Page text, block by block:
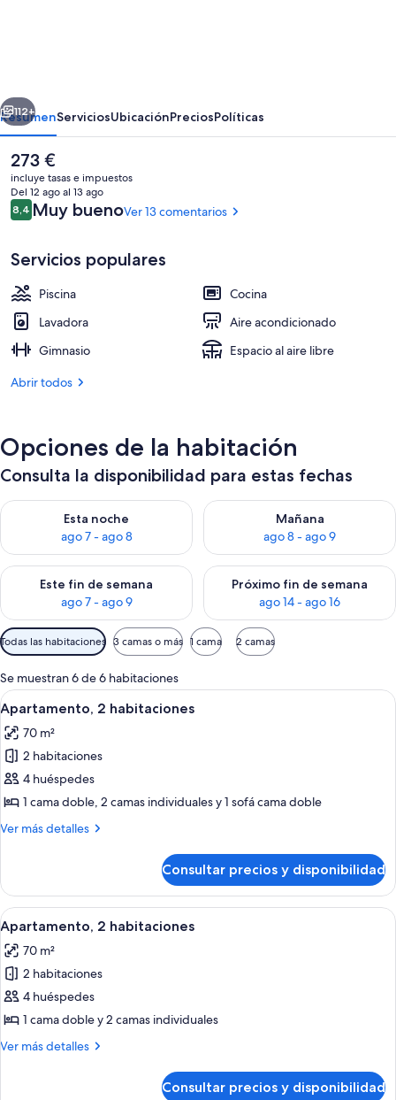
Pau
Claris
Balcón
Siguiente
112+
ResumenServiciosUbicaciónPreciosPolíticas
El
precio
actual
es
de
273 €
incluye tasas e impuestos
Del 12 ago al 13 ago
Comentarios
8,48,4 de 10
Muy buenoVer 13 comentarios
Servicios populares
Piscina
Cocina
Lavadora
Aire acondicionado
Gimnasio
Espacio al aire libre
Abrir todos
Opciones de la habitación
Consulta la disponibilidad para estas fechas
Esta noche
ago 7 - ago 8
Consulta la disponibilidad para esta noche, ago 7 - ago 8
Mañana
ago 8 - ago 9
Consulta la disponibilidad
Este fin de semana
ago 7 - ago 9
Consulta la disponibilidad para este fin de semana, ago 7 -
Próximo fin de semana
ago 14 - ago 16
Consulta la disponibilidad
Filtros
disponibles
para
las
habitaciones
Todas las habitaciones 3 camas o más 1 cama 2 camas
Se muestran 6 de 6 habitaciones
Abrir
todas
las
fotos
de
Apartamento,
2
Un moderno comedor con una
19
Apartamento, 2 habitaciones
70 m²
2 habitaciones
4 huéspedes
1 cama doble, 2 camas individuales y 1 sofá cama doble
Ver más detalles
Más
2
habitaciones
Consultar precios y disponibilidad
Abrir
todas
las
fotos
de
Apartamento,
2
Una habitación de hotel moderna
13
Apartamento, 2 habitaciones
70 m²
2 habitaciones
4 huéspedes
1 cama doble y 2 camas individuales
Ver más detalles
Más
Consultar precios y disponibilidad